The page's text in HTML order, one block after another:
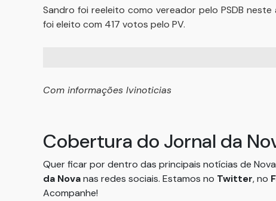
Sandro foi reeleito como vereador pelo PSDB
foi eleito com 417 votos pelo PV.
Com informações Ivinoticias
Cobertura do Jornal da
Quer ficar por dentro das principais notícias de
da Novanas redes sociais. Estamos no Twitter, no
Acompanhe!